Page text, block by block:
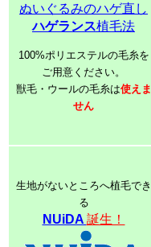
ぬいぐるみのハゲ直し
ハゲランス植毛法
100%ポリエステルの毛糸を
ご用意ください。
獣毛・ウールの毛糸は使えま
せん
生地がないところへ植毛でき
る
NUiDA 誕生！